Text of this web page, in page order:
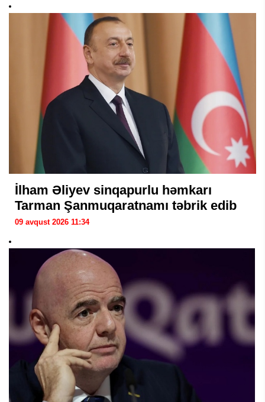
İlham Əliyev sinqapurlu həmkarı
Tarman Şanmuqaratnamı təbrik edib
09 avqust 2026 11:34